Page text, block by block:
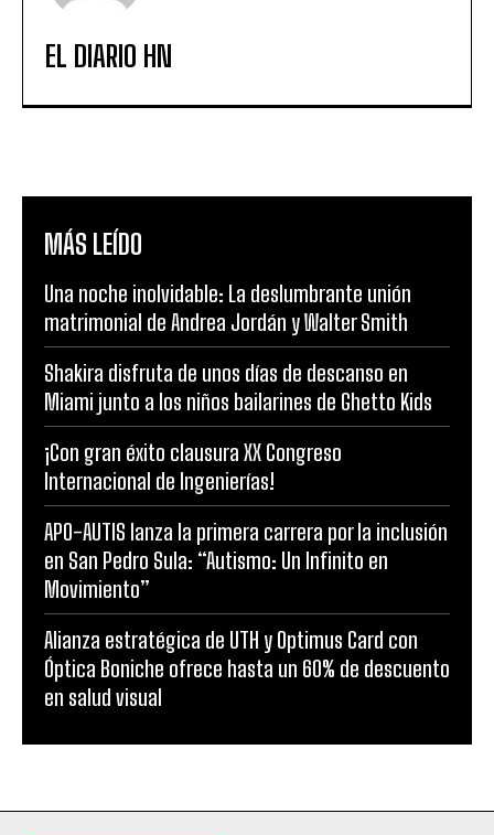
EL DIARIO HN
MÁS LEÍDO
Una noche inolvidable: La deslumbrante unión
matrimonial de Andrea Jordán y Walter Smith
Shakira disfruta de unos días de descanso en
Miami junto a los niños bailarines de Ghetto Kids
¡Con gran éxito clausura XX Congreso
Internacional de Ingenierías!
APO-AUTIS lanza la primera carrera por la inclusión
en San Pedro Sula: “Autismo: Un Infinito en
Movimiento”
Alianza estratégica de UTH y Optimus Card con
Óptica Boniche ofrece hasta un 60% de descuento
en salud visual